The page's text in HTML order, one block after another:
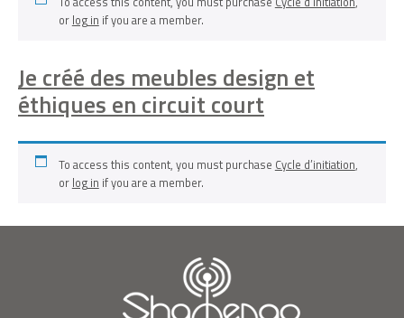
or log in if you are a member.
Je créé des meubles design et
éthiques en circuit court
To access this content, you must purchase Cycle d’initiation,
or log in if you are a member.